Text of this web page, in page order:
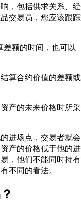
，包括供求关系、经
交易员，您应该跟踪
额的时间，也可以
算合约价值的差额或
产的未来价格时所采
进场点，交易者就会
产的价格低于他的进
，他们不能同时持有
不同的看法。